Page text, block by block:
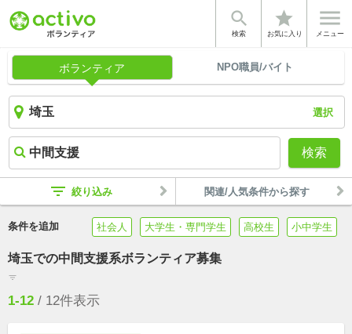

検索
star
お気に入り

メニュー
ボランティア NPO職員/バイト
選択
検索
filter_list 絞り込み 関連/人気条件から探す
条件を追加 社会人 大学生・専門学生 高校生 小中学生
埼玉での中間支援系ボランティア募集
filter_list
1-12 / 12件表示